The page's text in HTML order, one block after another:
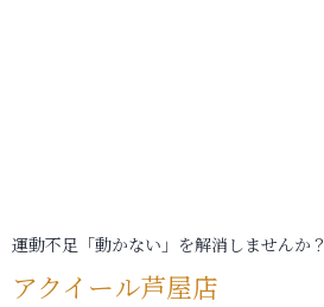
運動不足「動かない」を解消しませんか？
アクイール芦屋店